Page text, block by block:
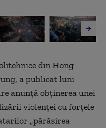
din Hong
a publicat luni
anunță obținerea unei
violenței cu forțele
„părăsirea